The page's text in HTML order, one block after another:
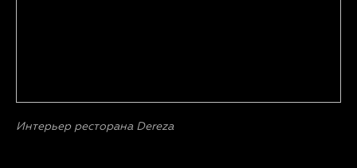
Интерьер ресторана Dereza